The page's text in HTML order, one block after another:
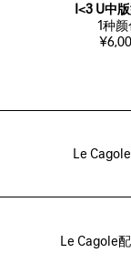
I<3 U中
1种颜
Le Cagole
Le Cagole